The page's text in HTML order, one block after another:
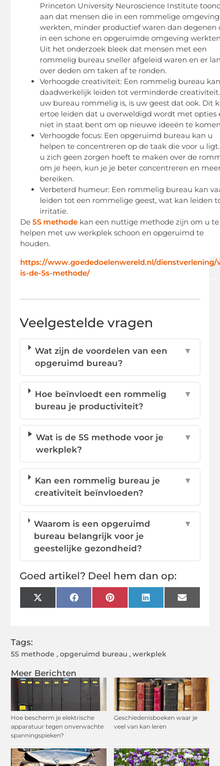
Meer Berichten
Hoe bescherm je elektrische
apparatuur tegen onverwachte
spanningspieken?
Geschiedenisboeken waar je
veel van kan leren
Princeton University Neuroscience Institute
aan dat mensen die in een rommelige omgeving
werkten, minder productief waren dan degenen
in een schone en opgeruimde omgeving
Uit het onderzoek bleek dat mensen met een
rommelig bureau sneller afgeleid waren en er
over deden om taken af te ronden.
Verhoogde creativiteit: Een rommelig bureau
daadwerkelijk leiden tot verminderde
uw bureau rommelig is, is uw geest dat ook. Dit
ertoe leiden dat u overweldigd wordt met opties
niet in staat bent om op nieuwe ideeën te
Verhoogde focus: Een opgeruimd bureau kan u
helpen te concentreren op de taak die voor u
u zich geen zorgen hoeft te maken over de
om je heen, kun je je beter concentreren en
bereiken.
Verbeterd humeur: Een rommelig bureau kan
leiden tot een rommelige geest, wat kan leiden
irritatie.
De5S methode kan een nuttige methode zijn om u te
helpen met uw werkplek schoon en opgeruimd te
houden.
https://www.goededoelenwereld.nl/dienstverlening/
is-de-5s-methode/
Veelgestelde vragen
Wat zijn de voordelen van een
opgeruimd bureau?
▼
Hoe beïnvloedt een rommelig
bureau je productiviteit?
▼
Wat is de 5S methode voor je
werkplek?
▼
Kan een rommelig bureau je
creativiteit beïnvloeden?
▼
Waarom is een opgeruimd
bureau belangrijk voor je
geestelijke gezondheid?
▼
Goed artikel? Deel hem dan op:
X
(Twitter)
FacebookPinterestLinkedInEmail
Tags:
5S methode ,opgeruimd bureau ,werkplek